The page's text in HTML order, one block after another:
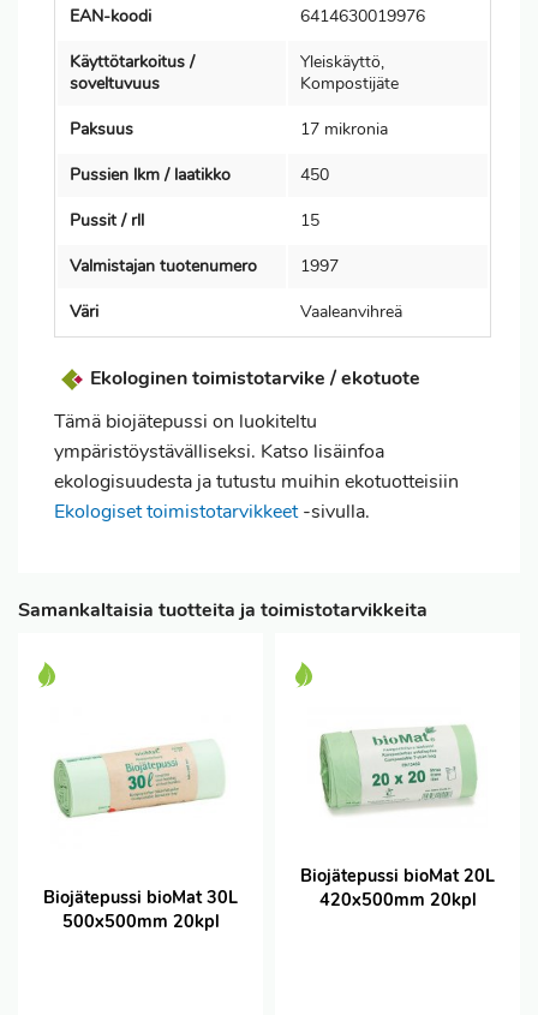
EAN-koodi
6414630019976
Käyttötarkoitus /
soveltuvuus
Yleiskäyttö,
Kompostijäte
Paksuus
17 mikronia
Pussien lkm / laatikko
450
Pussit / rll
15
Valmistajan tuotenumero
1997
Väri
Vaaleanvihreä
Ekologinen toimistotarvike / ekotuote
Tämä biojätepussi on luokiteltu
ympäristöystävälliseksi. Katso lisäinfoa
ekologisuudesta ja tutustu muihin ekotuotteisiin
Ekologiset toimistotarvikkeet-sivulla.
Samankaltaisia tuotteita ja toimistotarvikkeita
Biojätepussi bioMat 30L
500x500mm 20kpl
Biojätepussi bioMat 20L
420x500mm 20kpl